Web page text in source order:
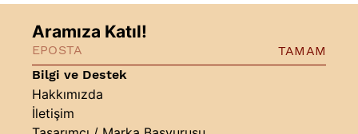
Bilgi ve Destek
Hakkımızda
İletişim
Aramıza Katıl!
TAMAM